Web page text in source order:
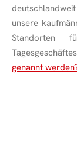
unsere
Standorten
genannt